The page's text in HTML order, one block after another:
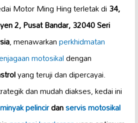
Motor Ming Hing terletak di34,
2, Pusat Bandar, 32040 Seri
, menawarkanperkhidmatan
motosikaldengan
yang teruji dan dipercayai.
dan mudah diakses, kedai ini
minyak pelincirdanservis motosikal